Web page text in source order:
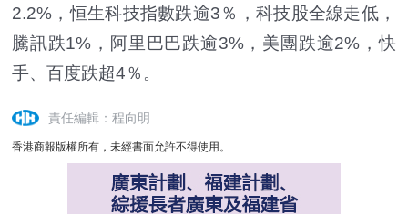
2.2%，恒生科技指數跌逾3％，科技股全線走低，
騰訊跌1%，阿里巴巴跌逾3%，美團跌逾2%，快
手、百度跌超4％。
責任編輯：程向明
香港商報版權所有，未經書面允許不得使用。